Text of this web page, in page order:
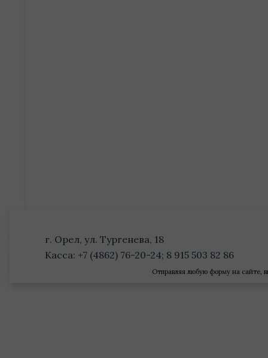
г. Орел, ул. Тургенева, 18
Касса: +7 (4862) 76-20-24; 8 915 503 82 86
Отправляя любую форму на сайте,